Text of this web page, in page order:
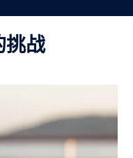
挑战